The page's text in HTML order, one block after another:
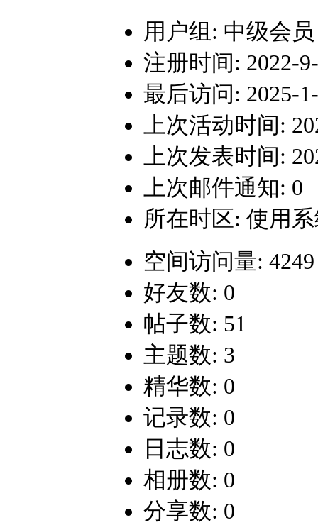
用户组: 中级会员
注册时间: 2022-
最后访问: 2025-
上次活动时间:
上次发表时间:
上次邮件通知: 0
所在时区: 使用
空间访问量: 4249
好友数: 0
帖子数: 51
主题数: 3
精华数: 0
记录数: 0
日志数: 0
相册数: 0
分享数: 0